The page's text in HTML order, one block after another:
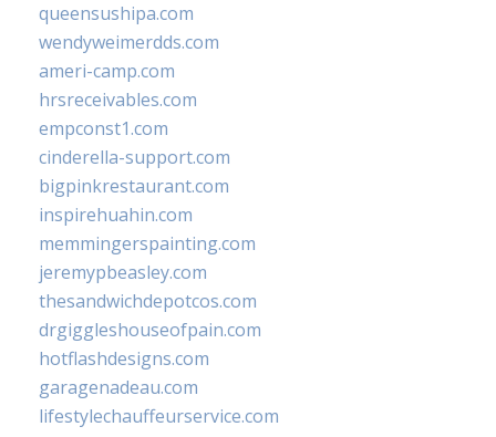
queensushipa.com
wendyweimerdds.com
ameri-camp.com
hrsreceivables.com
empconst1.com
cinderella-support.com
bigpinkrestaurant.com
inspirehuahin.com
memmingerspainting.com
jeremypbeasley.com
thesandwichdepotcos.com
drgiggleshouseofpain.com
hotflashdesigns.com
garagenadeau.com
lifestylechauffeurservice.com